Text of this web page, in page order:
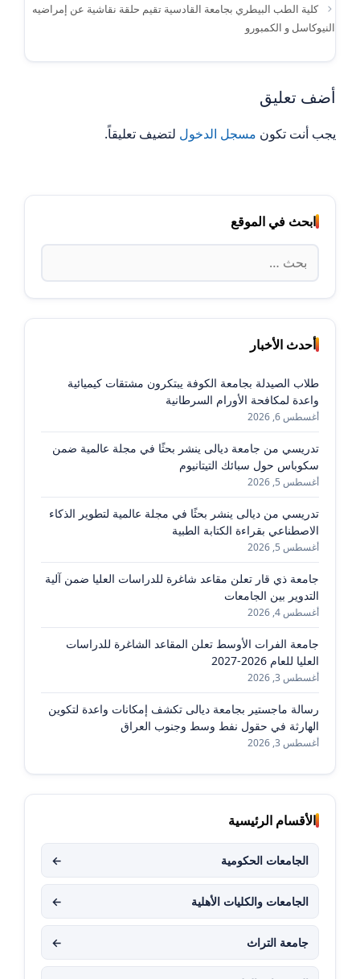
كلية الطب البيطري بجامعة القادسية تقيم حلقة نقاشية عن إمراضيه
النيوكاسل و الكمبورو
أضف تعليق
يجب أنت تكون مسجل الدخول لتضيف تعليقاً.
ابحث في الموقع
البحث
عن:
أحدث الأخبار
طلاب الصيدلة بجامعة الكوفة يبتكرون مشتقات كيميائية
واعدة لمكافحة الأورام السرطانية
أغسطس 6, 2026
تدريسي من جامعة ديالى ينشر بحثًا في مجلة عالمية ضمن
سكوباس حول سبائك التيتانيوم
أغسطس 5, 2026
تدريسي من ديالى ينشر بحثًا في مجلة عالمية لتطوير الذكاء
الاصطناعي بقراءة الكتابة الطبية
أغسطس 5, 2026
جامعة ذي قار تعلن مقاعد شاغرة للدراسات العليا ضمن آلية
التدوير بين الجامعات
أغسطس 4, 2026
جامعة الفرات الأوسط تعلن المقاعد الشاغرة للدراسات
العليا للعام 2026-2027
أغسطس 3, 2026
رسالة ماجستير بجامعة ديالى تكشف إمكانات واعدة لتكوين
الهارثة في حقول نفط وسط وجنوب العراق
أغسطس 3, 2026
الأقسام الرئيسية
الجامعات الحكومية ←
الجامعات والكليات الأهلية ←
جامعة التراث ←